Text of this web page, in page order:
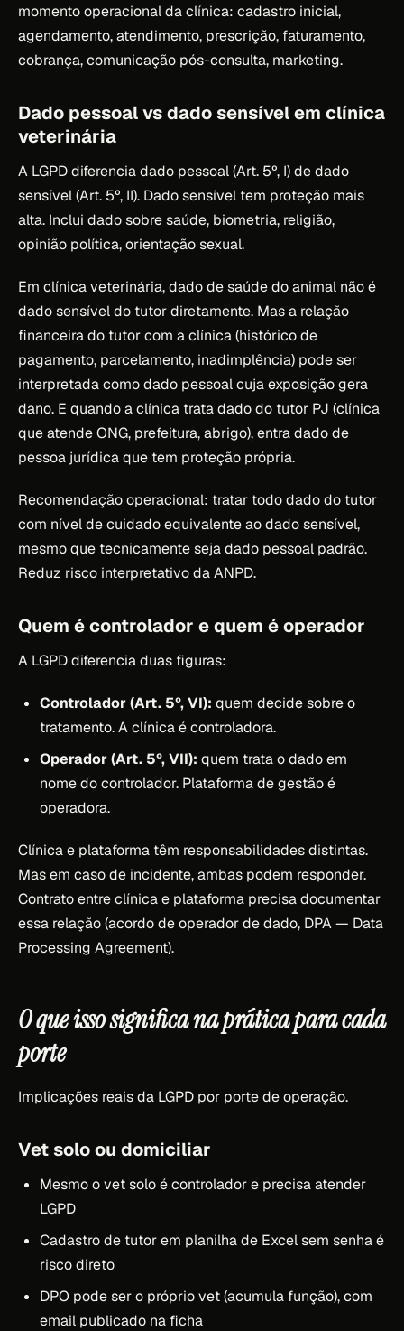
momento operacional da clínica: cadastro inicial,
agendamento, atendimento, prescrição, faturamento,
cobrança, comunicação pós-consulta, marketing.
Dado pessoal vs dado sensível em clínica
veterinária
A LGPD diferencia dado pessoal (Art. 5º, I) de dado
sensível (Art. 5º, II). Dado sensível tem proteção mais
alta. Inclui dado sobre saúde, biometria, religião,
opinião política, orientação sexual.
Em clínica veterinária, dado de saúde do animal não é
dado sensível do tutor diretamente. Mas a relação
financeira do tutor com a clínica (histórico de
pagamento, parcelamento, inadimplência) pode ser
interpretada como dado pessoal cuja exposição gera
dano. E quando a clínica trata dado do tutor PJ (clínica
que atende ONG, prefeitura, abrigo), entra dado de
pessoa jurídica que tem proteção própria.
Recomendação operacional: tratar todo dado do tutor
com nível de cuidado equivalente ao dado sensível,
mesmo que tecnicamente seja dado pessoal padrão.
Reduz risco interpretativo da ANPD.
Quem é controlador e quem é operador
A LGPD diferencia duas figuras:
Controlador (Art. 5º, VI): quem decide sobre o
tratamento. A clínica é controladora.
Operador (Art. 5º, VII): quem trata o dado em
nome do controlador. Plataforma de gestão é
operadora.
Clínica e plataforma têm responsabilidades distintas.
Mas em caso de incidente, ambas podem responder.
Contrato entre clínica e plataforma precisa documentar
essa relação (acordo de operador de dado, DPA — Data
Processing Agreement).
O que isso significa na prática para cada
porte
Implicações reais da LGPD por porte de operação.
Vet solo ou domiciliar
Mesmo o vet solo é controlador e precisa atender
LGPD
Cadastro de tutor em planilha de Excel sem senha é
risco direto
DPO pode ser o próprio vet (acumula função), com
email publicado na ficha